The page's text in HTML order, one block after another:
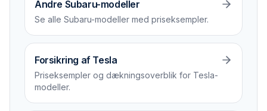
Andre Subaru-modeller
Se alle Subaru-modeller med priseksempler.
Forsikring af Tesla
Priseksempler og dækningsoverblik for Tesla-
modeller.